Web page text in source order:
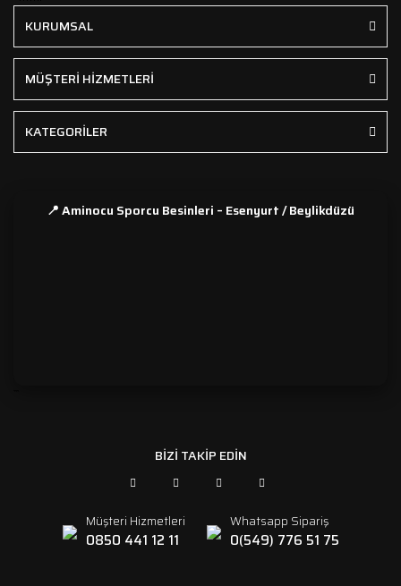
KURUMSAL
MÜŞTERİ HİZMETLERİ
KATEGORİLER
📍 Aminocu Sporcu Besinleri – Esenyurt / Beylikdüzü
BİZİ TAKİP EDİN
Müşteri Hizmetleri
0850 441 12 11
Whatsapp Sipariş
0(549) 776 51 75